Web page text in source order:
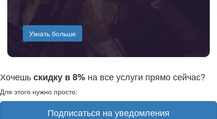
Узнать больше
Хочешьскидку в 8% на все услуги прямо сейчас?
Для этого нужно просто:
Подписаться на уведомления